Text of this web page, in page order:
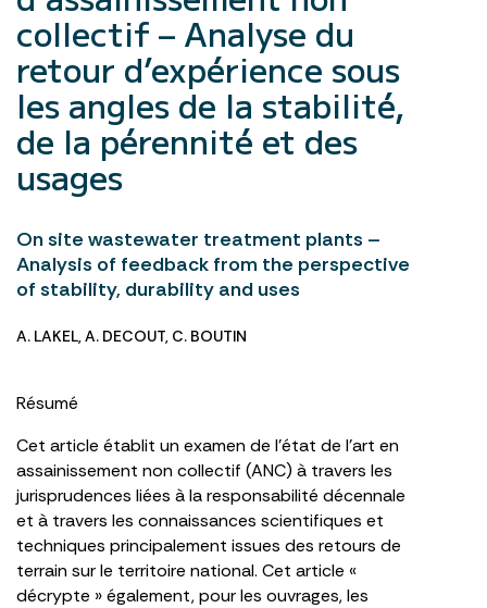
collectif – Analyse du
retour d’expérience sous
les angles de la stabilité,
de la pérennité et des
usages
On site wastewater treatment plants –
Analysis of feedback from the perspective
of stability, durability and uses
A. LAKEL,A. DECOUT, C. BOUTIN
Résumé
Cet article établit un examen de l’état de l’art en
assainissement non collectif (ANC) à travers les
jurisprudences liées à la responsabilité décennale
et à travers les connaissances scientifiques et
techniques principalement issues des retours de
terrain sur le territoire national. Cet article «
décrypte » également, pour les ouvrages, les